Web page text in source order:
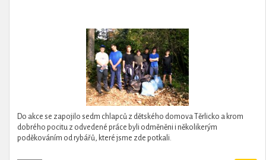
Do akce se zapojilo sedm chlapců z dětského domova Těrlicko a krom
dobrého pocitu z odvedené práce byli odměněni i několikerým
poděkováním od rybářů, které jsme zde potkali.